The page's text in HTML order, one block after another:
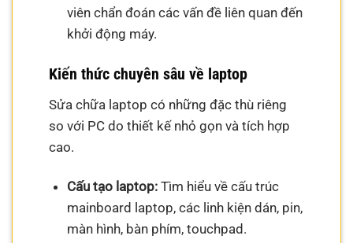
viên chẩn đoán các vấn đề liên quan đến
khởi động máy.
Kiến thức chuyên sâu về laptop
Sửa chữa laptop có những đặc thù riêng
so với PC do thiết kế nhỏ gọn và tích hợp
cao.
Cấu tạo laptop:Tìm hiểu về cấu trúc
mainboard laptop, các linh kiện dán, pin,
màn hình, bàn phím, touchpad.